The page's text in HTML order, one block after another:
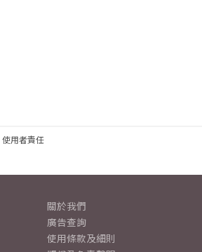
使用者責任
關於我們
廣告查詢
使用條款及細則